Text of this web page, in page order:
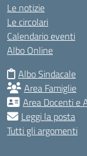
Le notizie
Le circolari
Calendario eventi
Albo Online
Albo Sindacale
Area Famiglie
Area Docenti e
Leggi la posta
Tutti gli argomenti